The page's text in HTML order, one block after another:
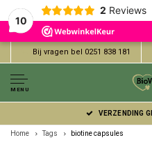
10
2 Reviews
Bij vragen bel 0251 838 181
MENU
VERZENDING
Home Tags biotine capsules